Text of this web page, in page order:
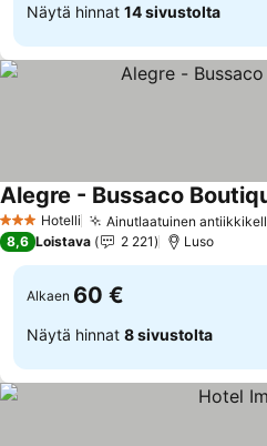
Näytä hinnat 14 sivustolta
3 Tähtiluokitus
Hotelli Ainutlaatuinen
Alegre - Bussaco
8,6 Loistava 2 221 Luso
Alkaen 60 €
Näytä hinnat 8 sivustolta